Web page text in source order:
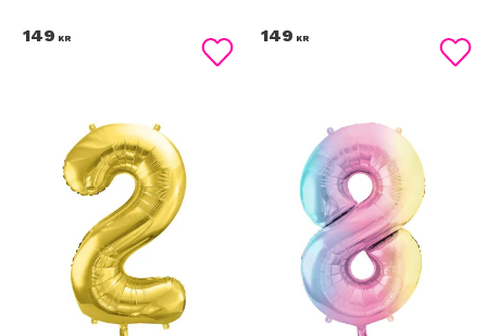
149 KR
Lägg till i favoriter
149 KR